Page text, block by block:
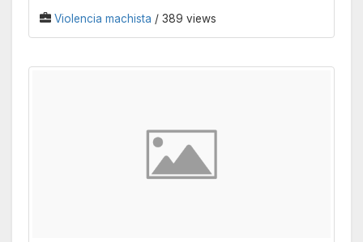
Violencia machista / 389 views